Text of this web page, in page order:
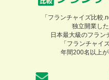
「フランチャイズ比較
独立開業し
日本最大級のフラン
「フランチャイ
年間200名以上が